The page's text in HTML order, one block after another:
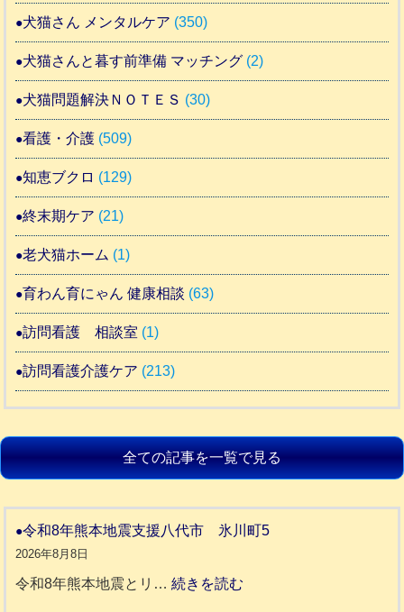
犬猫さん メンタルケア (350)
犬猫さんと暮す前準備 マッチング (2)
犬猫問題解決ＮＯＴＥＳ (30)
看護・介護 (509)
知恵ブクロ (129)
終末期ケア (21)
老犬猫ホーム (1)
育わん育にゃん 健康相談 (63)
訪問看護 相談室 (1)
訪問看護介護ケア (213)
全ての記事を一覧で見る
令和8年熊本地震支援八代市 氷川町5
2026年8月8日
令和8年熊本地震とリ…続きを読む